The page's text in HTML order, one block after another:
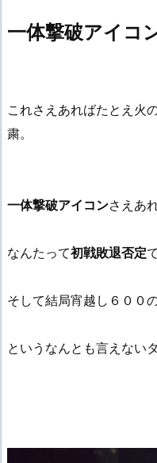
一体撃破アイコ
これさえあればたとえ火
粛。
一体撃破アイコンさえあ
なんたって初戦敗退否定
そして結局宵越し６００
というなんとも言えない